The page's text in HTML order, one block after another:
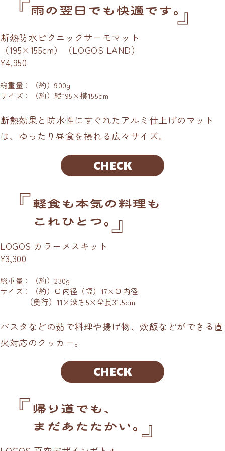
断熱防水ピクニックサーモマット
（195×155cm）（LOGOS LAND）
¥4,950
総重量：（約）900g
サイズ：（約）縦195×横155cm
断熱効果と防水性にすぐれたアルミ仕上げのマット
は、ゆったり昼食を摂れる広々サイズ。
CHECK
LOGOS カラーメスキット
¥3,300
総重量：（約）230g
サイズ：（約）口内径（幅）17×口内径
（奥行）11×深さ5×全長31.5cm
パスタなどの茹で料理や揚げ物、炊飯などができる直
火対応のクッカー。
CHECK